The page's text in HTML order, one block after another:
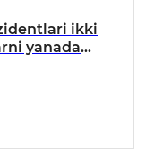
ikki
yanada